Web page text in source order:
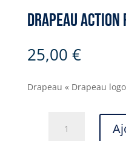
Drapeau
25,00 €
Drapeau « Drapeau